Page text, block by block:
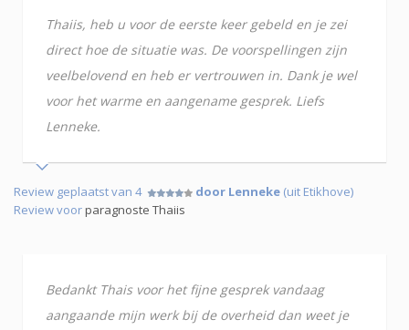
Thaiis, heb u voor de eerste keer gebeld en je zei
direct hoe de situatie was. De voorspellingen zijn
veelbelovend en heb er vertrouwen in. Dank je wel
voor het warme en aangename gesprek. Liefs
Lenneke.
Review geplaatst van 4 door Lenneke (uit Etikhove)
Review voorparagnoste Thaiis
Bedankt Thais voor het fijne gesprek vandaag
aangaande mijn werk bij de overheid dan weet je